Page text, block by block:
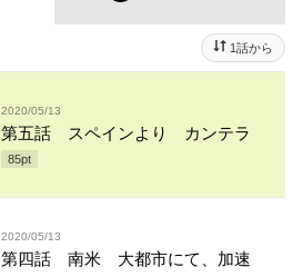
1話から
2020/05/13
第五話 スペインより カンテラ
85pt
2020/05/13
第四話 南米 大都市にて、加速